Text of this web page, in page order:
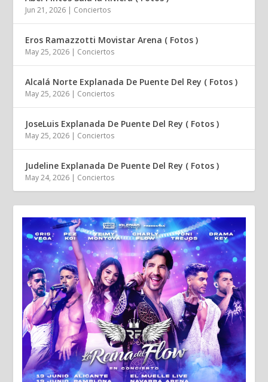
Jun 21, 2026 | Conciertos
Eros Ramazzotti Movistar Arena ( Fotos )
May 25, 2026 | Conciertos
Alcalá Norte Explanada De Puente Del Rey ( Fotos )
May 25, 2026 | Conciertos
JoseLuis Explanada De Puente Del Rey ( Fotos )
May 25, 2026 | Conciertos
Judeline Explanada De Puente Del Rey ( Fotos )
May 24, 2026 | Conciertos